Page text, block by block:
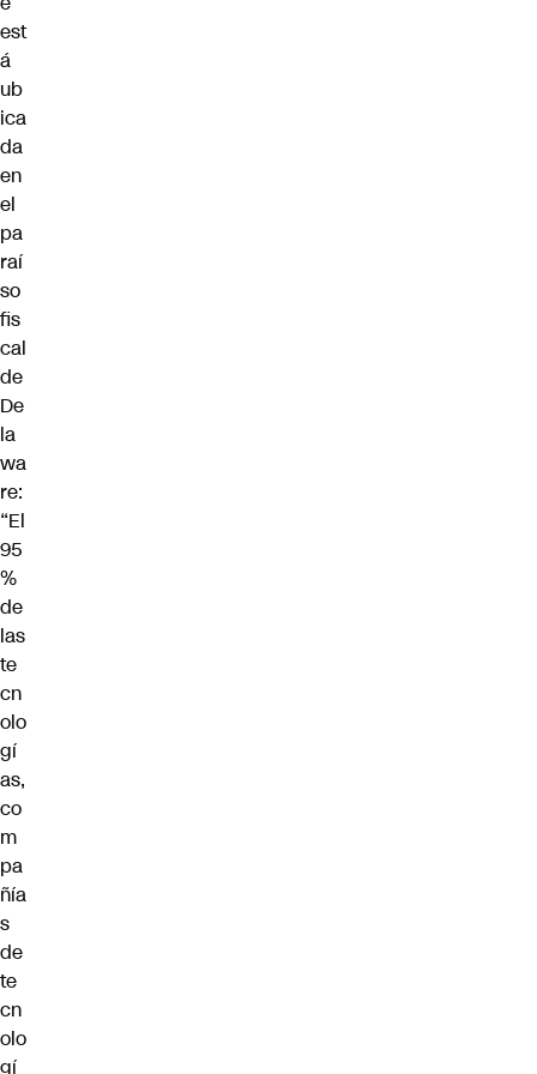
est
á
ub
ica
da
en
el
pa
raí
so
fis
cal
de
De
la
wa
re:
“El
95
%
de
las
te
cn
olo
gí
as,
co
m
pa
ñía
s
de
te
cn
olo
gí